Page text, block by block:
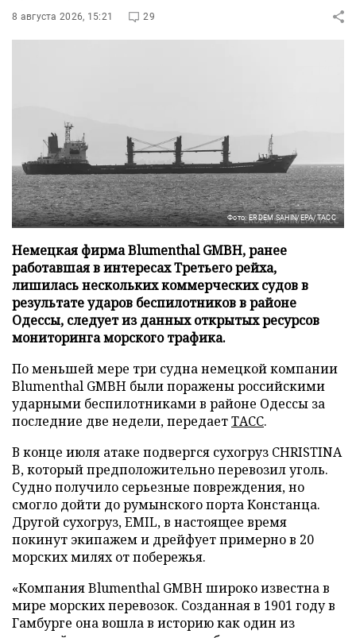
8 августа 2026, 15:21 29
Фото: ERDEM SAHIN/EPA/ТАСС
Немецкая фирма Blumenthal GMBH, ранее
работавшая в интересах Третьего рейха,
лишилась нескольких коммерческих судов в
результате ударов беспилотников в районе
Одессы, следует из данных открытых ресурсов
мониторинга морского трафика.
По меньшей мере три судна немецкой компании
Blumenthal GMBH были поражены российскими
ударными беспилотниками в районе Одессы за
последние две недели, передаетТАСС.
В конце июля атаке подвергся сухогруз CHRISTINA
B, который предположительно перевозил уголь.
Судно получило серьезные повреждения, но
смогло дойти до румынского порта Констанца.
Другой сухогруз, EMIL, в настоящее время
покинут экипажем и дрейфует примерно в 20
морских милях от побережья.
«Компания Blumenthal GMBH широко известна в
мире морских перевозок. Созданная в 1901 году в
Гамбурге она вошла в историю как один из